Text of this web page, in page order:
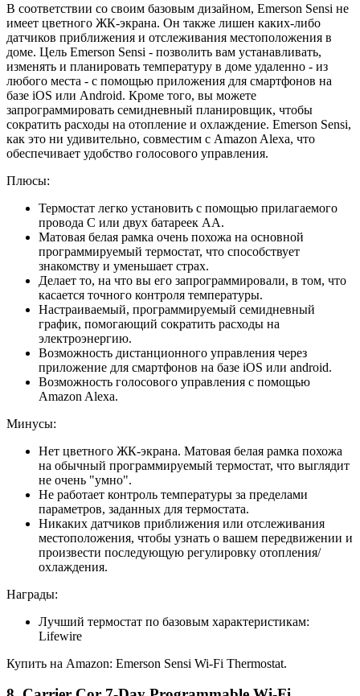
В соответствии со своим базовым дизайном, Emerson Sensi не
имеет цветного ЖК-экрана. Он также лишен каких-либо
датчиков приближения и отслеживания местоположения в
доме. Цель Emerson Sensi - позволить вам устанавливать,
изменять и планировать температуру в доме удаленно - из
любого места - с помощью приложения для смартфонов на
базе iOS или Android. Кроме того, вы можете
запрограммировать семидневный планировщик, чтобы
сократить расходы на отопление и охлаждение. Emerson Sensi,
как это ни удивительно, совместим с Amazon Alexa, что
обеспечивает удобство голосового управления.
Плюсы:
Термостат легко установить с помощью прилагаемого
провода C или двух батареек AA.
Матовая белая рамка очень похожа на основной
программируемый термостат, что способствует
знакомству и уменьшает страх.
Делает то, на что вы его запрограммировали, в том, что
касается точного контроля температуры.
Настраиваемый, программируемый семидневный
график, помогающий сократить расходы на
электроэнергию.
Возможность дистанционного управления через
приложение для смартфонов на базе iOS или android.
Возможность голосового управления с помощью
Amazon Alexa.
Минусы:
Нет цветного ЖК-экрана. Матовая белая рамка похожа
на обычный программируемый термостат, что выглядит
не очень "умно".
Не работает контроль температуры за пределами
параметров, заданных для термостата.
Никаких датчиков приближения или отслеживания
местоположения, чтобы узнать о вашем передвижении и
произвести последующую регулировку отопления/
охлаждения.
Награды:
Лучший термостат по базовым характеристикам:
Lifewire
Купить на Amazon: Emerson Sensi Wi-Fi Thermostat.